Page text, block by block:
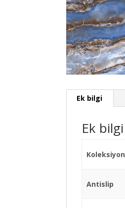
Ek bilgi
Ek bilgi
Koleksiyon
Antislip